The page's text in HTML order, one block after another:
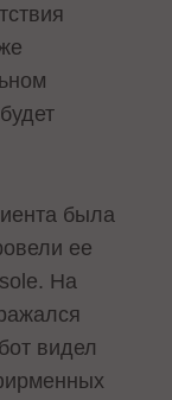
была
ее
На
видел